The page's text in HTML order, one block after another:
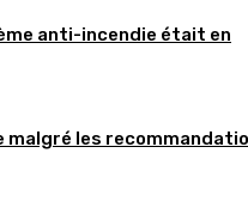
anti-incendie était en
malgré les